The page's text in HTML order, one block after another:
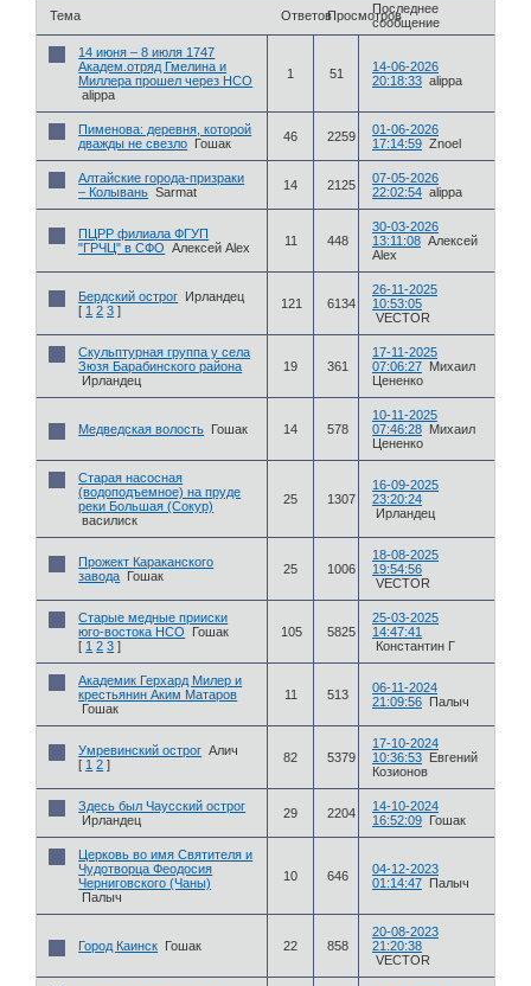
Тема ОтветовПросмотровПоследнее
сообщение
14 июня – 8 июля 1747
Академ.отряд Гмелина и
Миллера прошел через НСО
alippa
1 51
14-06-2026
20:18:33 alippa
Пименова: деревня, которой
дважды не свезло Гошак 46 2259
01-06-2026
17:14:59 Znoel
Алтайские города-призраки
– Колывань Sarmat 14 2125
07-05-2026
22:02:54 alippa
ПЦРР филиала ФГУП
"ГРЧЦ" в СФО
Алексей Alex 11 448
30-03-2026
13:11:08 Алексей
Alex
Бердский острог Ирландец
[ 1 2 3 ] 121 6134
26-11-2025
10:53:05
VECTOR
Скульптурная группа у села
Зюзя Барабинского района
Ирландец
19 361
17-11-2025
07:06:27 Михаил
Цененко
Медведская волость Гошак 14 578
10-11-2025
07:46:28 Михаил
Цененко
Старая насосная
(водоподъемное) на пруде
реки Большая (Сокур)
василиск
25 1307
16-09-2025
23:20:24
Ирландец
Прожект Караканского
завода Гошак 25 1006
18-08-2025
19:54:56
VECTOR
Старые медные прииски
юго-востока НСО
Гошак
[ 1 2 3 ]
105 5825
25-03-2025
14:47:41
Константин Г
Академик Герхард Милер и
крестьянин Аким Матаров
Гошак
11 513
06-11-2024
21:09:56 Палыч
Умревинский острог Алич
[ 1 2 ] 82 5379
17-10-2024
10:36:53 Евгений
Козионов
Здесь был Чаусский острог
Ирландец
29 2204
14-10-2024
16:52:09 Гошак
Церковь во имя Святителя и
Чудотворца Феодосия
Черниговского (Чаны)
Палыч
10 646
04-12-2023
01:14:47 Палыч
Город Каинск Гошак 22 858
20-08-2023
21:20:38
VECTOR